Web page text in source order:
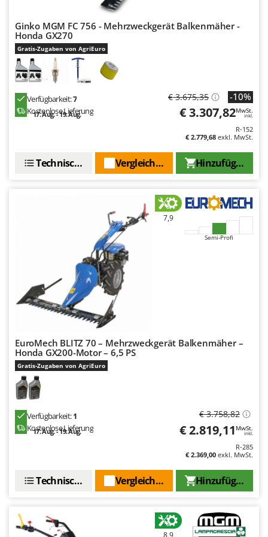
Spring Protezione
Spyro
Stanley
Stiga
Stocker
Sunseeker
TecnoGen
Tornado
Tre Spade
Trev - Abrek - TecnoVIR
Troy-Bilt
U
Udor
Unger
V
Verdemax
Weber
Ginko MGM FC 756 - Mehrzweckgerät Balkenmäher -
Honda GX270
Gratis-Zugaben von AgriEuro
Verfügbarkeit:7
Kostenlose Lieferung
17. Aug. - 19. Aug.
€ 3.675,35 -10%
€ 3.307,82MwSt.
inkl.
R-152
€ 2.779,68 exkl. MwSt.
Hinzufügen
Vergleichen Sie
Technische Daten
7,9
Semi-Profi
EuroMech BLITZ 70 – Mehrzweckgerät Balkenmäher –
Honda GX200-Motor – 6,5 PS
Gratis-Zugaben von AgriEuro
Verfügbarkeit:1
Kostenlose Lieferung
17. Aug. - 19. Aug.
€ 3.758,82
€ 2.819,11 MwSt.
inkl.
R-285
€ 2.369,00 exkl. MwSt.
Hinzufügen
Vergleichen Sie
Technische Daten